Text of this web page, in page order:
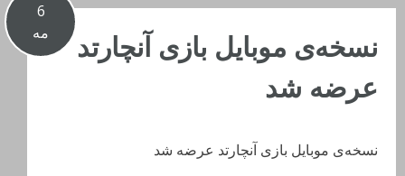
6
مه
نسخه‌ی موبایل بازی آنچارتد
عرضه شد
نسخه‌ی موبایل بازی آنچارتد عرضه شد